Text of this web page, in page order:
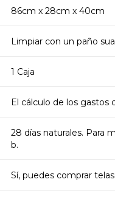
86cm x 28cm x 40cm
Limpiar con un paño
1 Caja
El cálculo de los gastos
28 días naturales. Para
b.
Sí, puedes comprar